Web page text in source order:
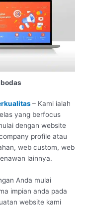
– Kami ialah
yang berfocus
dengan website
profile atau
web custom, web
lainnya.
Anda mulai
impian anda pada
website kami